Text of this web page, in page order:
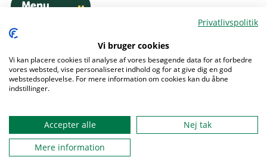
Menu
Privatlivspolitik
Vi bruger cookies
Vi kan placere cookies til analyse af vores besøgende data for at forbedre
vores websted, vise personaliseret indhold og for at give dig en god
webstedsoplevelse. For mere information om cookies kan du åbne
indstillinger.
Accepter alle
Nej tak
Mere information